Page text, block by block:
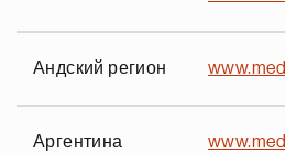
Андский регион
Аргентина